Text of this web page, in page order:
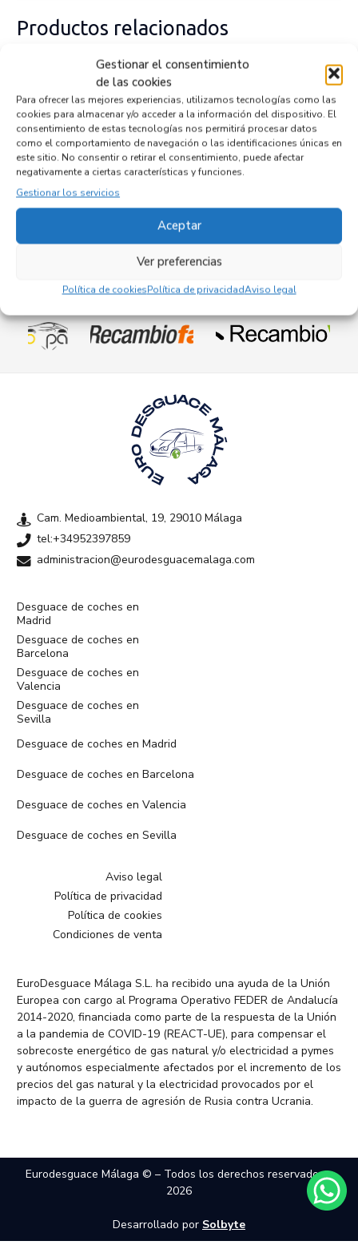
Gestionar el consentimiento
de las cookies
Para ofrecer las mejores experiencias, utilizamos tecnologías como las
cookies para almacenar y/o acceder a la información del dispositivo. El
consentimiento de estas tecnologías nos permitirá procesar datos
como el comportamiento de navegación o las identificaciones únicas en
este sitio. No consentir o retirar el consentimiento, puede afectar
negativamente a ciertas características y funciones.
Gestionar los servicios
Aceptar
Ver preferencias
Política de cookiesPolítica de privacidadAviso legal
Productos relacionados
VARILLAJE CAMBIO A4476870000
Recambios MERCEDES-BENZVITO TOURER (447)
Referencia ID:
145973
Referencia OEM: A4476870000
72,95€ (IVA no incluído)
Empresas colaboradoras
Cam. Medioambiental, 19, 29010 Málaga
tel:+34952397859
administracion@eurodesguacemalaga.com
Desguace de coches en
Madrid
Desguace de coches en
Barcelona
Desguace de coches en
Valencia
Desguace de coches en
Sevilla
Desguace de coches en Madrid
Desguace de coches en Barcelona
Desguace de coches en Valencia
Desguace de coches en Sevilla
Aviso legal
Política de privacidad
Política de cookies
Condiciones de venta
EuroDesguace Málaga S.L. ha recibido una ayuda de la Unión
Europea con cargo al Programa Operativo FEDER de Andalucía
2014-2020, financiada como parte de la respuesta de la Unión
a la pandemia de COVID-19 (REACT-UE), para compensar el
sobrecoste energético de gas natural y/o electricidad a pymes
y autónomos especialmente afectados por el incremento de los
precios del gas natural y la electricidad provocados por el
impacto de la guerra de agresión de Rusia contra Ucrania.
Eurodesguace Málaga © – Todos los derechos reservados –
2026
Desarrollado por Solbyte